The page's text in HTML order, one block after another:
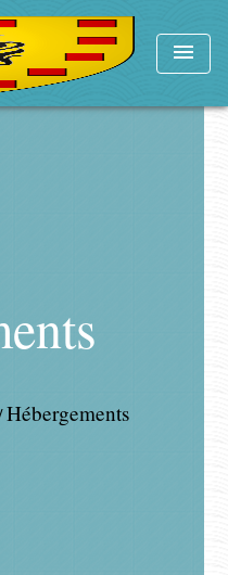
menu
Hébergements